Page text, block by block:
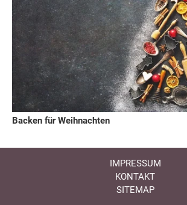
Backen für Weihnachten
IMPRESSUM
KONTAKT
SITEMAP